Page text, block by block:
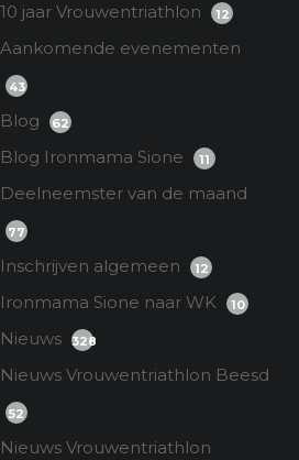
10 jaar Vrouwentriathlon 12
Aankomende evenementen
43
Blog 62
Blog Ironmama Sione 11
Deelneemster van de maand
77
Inschrijven algemeen 12
Ironmama Sione naar WK 10
Nieuws 328
Nieuws Vrouwentriathlon Beesd
52
Nieuws Vrouwentriathlon